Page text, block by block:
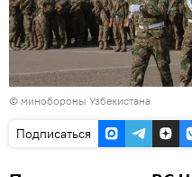
© минобороны Узбекистана
Подписаться